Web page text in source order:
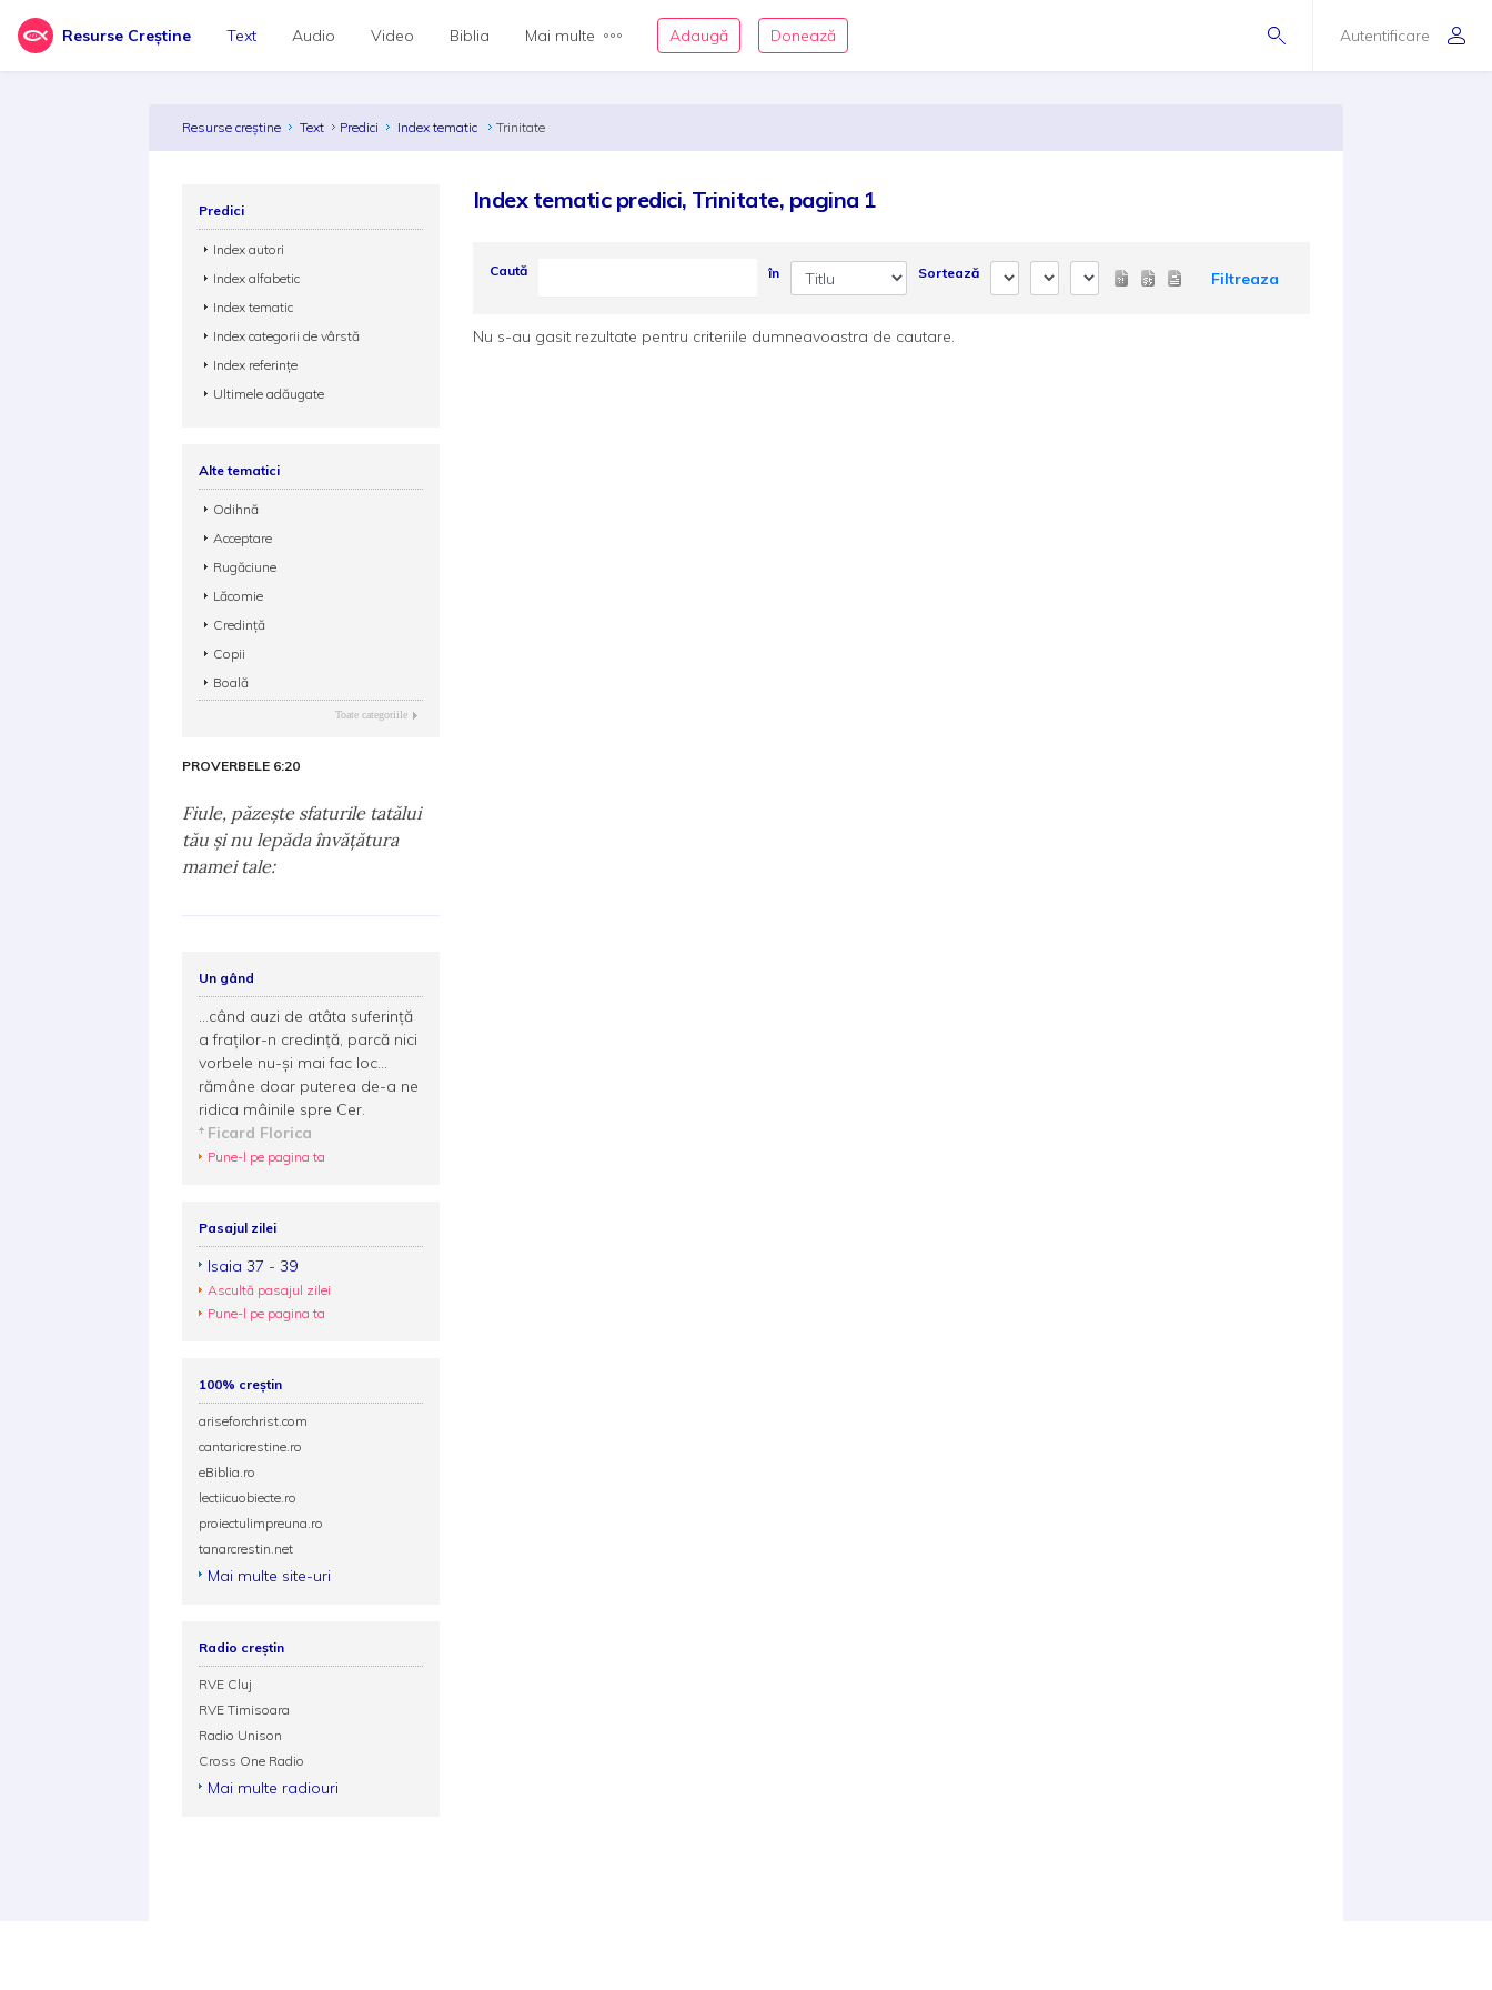
Resurse Creștine Autentificare
Text Audio Video Biblia Mai multe Adaugă Donează
Resurse creștine Text Predici Index tematic Trinitate
Index tematic predici, Trinitate, pagina 1
Caută în Sortează Filtreaza
Nu s-au gasit rezultate pentru criteriile dumneavoastra de cautare.
Predici
Index autori
Index alfabetic
Index tematic
Index categorii de vârstă
Index referințe
Ultimele adăugate
Alte tematici
Odihnă
Acceptare
Rugăciune
Lăcomie
Credință
Copii
Boală
Toate categoriile
PROVERBELE 6:20
Fiule, păzeşte sfaturile tatălui
tău şi nu lepăda învăţătura
mamei tale:
Un gând
...când auzi de atâta suferinţă
a fraţilor-n credinţă, parcă nici
vorbele nu-şi mai fac loc...
rămâne doar puterea de-a ne
ridica mâinile spre Cer.
Ficard Florica
Pune-l pe pagina ta
Pasajul zilei
Isaia 37 - 39
Ascultă pasajul zilei
Pune-l pe pagina ta
100% creștin
ariseforchrist.com
cantaricrestine.ro
eBiblia.ro
lectiicuobiecte.ro
proiectulimpreuna.ro
tanarcrestin.net
Mai multe site-uri
Radio creștin
RVE Cluj
RVE Timisoara
Radio Unison
Cross One Radio
Mai multe radiouri